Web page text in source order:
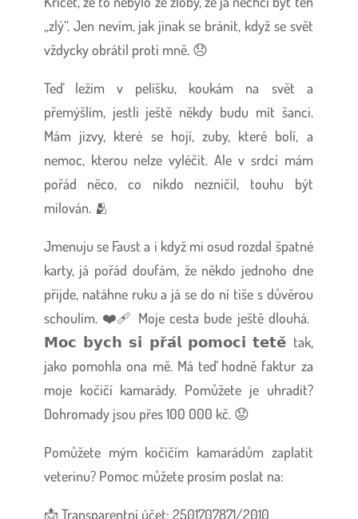
„zlý“. Jen nevím, jak jinak se bránit, když se svět
vždycky obrátil proti mně. 😞
Teď ležím v pelíšku, koukám na svět a
přemýšlím, jestli ještě někdy budu mít šanci.
Mám jizvy, které se hojí, zuby, které bolí, a
nemoc, kterou nelze vyléčit. Ale v srdci mám
pořád něco, co nikdo nezničil, touhu být
milován. 🫂
Jmenuju se Faust a i když mi osud rozdal špatné
karty, já pořád doufám, že někdo jednoho dne
přijde, natáhne ruku a já se do ní tiše s důvěrou
schoulím. ❤️‍🩹 Moje cesta bude ještě dlouhá.
𝗠𝗼𝗰 𝗯𝘆𝗰𝗵 𝘀𝗶 𝗽𝗿̌𝗮́𝗹 𝗽𝗼𝗺𝗼𝗰𝗶 𝘁𝗲𝘁𝗲̌ tak,
jako pomohla ona mě. Má teď hodně faktur za
moje kočičí kamarády. Pomůžete je uhradit?
Dohromady jsou přes 100 000 kč. 😟
Pomůžete mým kočičím kamarádům zaplatit
veterinu? Pomoc můžete prosím poslat na:
📩 Transparentní účet: 2501707871/2010